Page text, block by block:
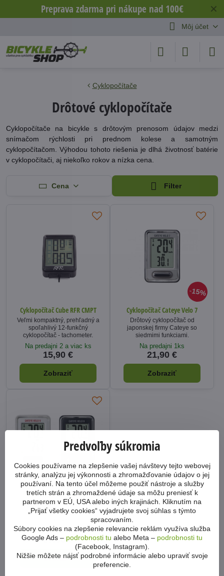
✕
Preprava zdarma pri nákupe nad 100€
Môj účet
Cyklopočítače
Drôtové cyklopočítače
Cyklopočítače na bicykle s drôtovým prenosom údajov medzi
snímačom rýchlosti pri prednom kolese a samotným
cyklopočítačom. Výhodou tohoto riešenia je dlhá životnosť batérie
v cyklopočítači, aj niekoľko rokov a nízka cena.
Cena Filter
Cyklopočítač Cube RFR CMPT
Veľmi kompaktný, prehľadný a
spoľahlivý 12-funkčný
cyklopočítač - tachometer.
Na predajni 2 a viac ks
15,90 €
Zobraziť
15%
Cyklopočítač Cateye Velo 7
Drôtový cyklopočítač od
japonskej firmy Cateye so
siedmimi funkciami.
Na predajni 1ks
21,90 €
Zobraziť
Cyklopočítač Cateye Velo 9
Drôtový tachometer od japonskej
firmy Cateye s deviatimi
Na predajni 1ks
27,90 €
Zobraziť
Predvoľby súkromia
Cookies používame na zlepšenie vašej návštevy tejto webovej
stránky, analýzu jej výkonnosti a zhromažďovanie údajov o jej
používaní. Na tento účel môžeme použiť nástroje a služby
tretích strán a zhromaždené údaje sa môžu preniesť k
partnerom v EÚ, USA alebo iných krajinách. Kliknutím na
„Prijať všetky cookies“ vyjadrujete svoj súhlas s týmto
spracovaním.
Súbory cookies na zlepšenie relevancie reklám využíva služba
Google Ads – podrobnosti tu alebo Meta – podrobnosti tu
(Facebook, Instagram).
Nižšie môžete nájsť podrobné informácie alebo upraviť svoje
preferencie.